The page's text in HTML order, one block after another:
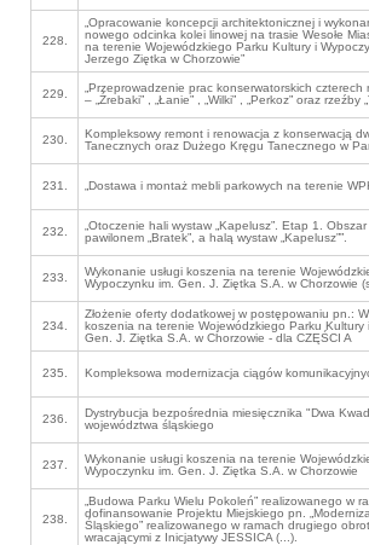
228.
„Opracowanie koncepcji architektonicznej i
nowego odcinka kolei linowej na trasie Wesołe
na terenie Wojewódzkiego Parku Kultury i
Jerzego Ziętka w Chorzowie”
229.
„Przeprowadzenie prac konserwatorskich czterech
– „Źrebaki” , „Łanie” , „Wilki” , „Perkoz” oraz rzeźby
230.
Kompleksowy remont i renowacja z konserwacją
Tanecznych oraz Dużego Kręgu Tanecznego w
231. „Dostawa i montaż mebli parkowych na terenie
232.
„Otoczenie hali wystaw „Kapelusz”. Etap 1.
pawilonem „Bratek”, a halą wystaw „Kapelusz””.
233.
Wykonanie usługi koszenia na terenie
Wypoczynku im. Gen. J. Ziętka S.A. w Chorzowie
234.
Złożenie oferty dodatkowej w postępowaniu pn.:
koszenia na terenie Wojewódzkiego Parku Kultury
Gen. J. Ziętka S.A. w Chorzowie - dla CZĘŚCI A
235. Kompleksowa modernizacja ciągów
236.
Dystrybucja bezpośrednia miesięcznika "Dwa
województwa śląskiego
237.
Wykonanie usługi koszenia na terenie
Wypoczynku im. Gen. J. Ziętka S.A. w Chorzowie
238.
„Budowa Parku Wielu Pokoleń” realizowanego w
dofinansowanie Projektu Miejskiego pn.
Śląskiego” realizowanego w ramach drugiego
wracającymi z Inicjatywy JESSICA (...).